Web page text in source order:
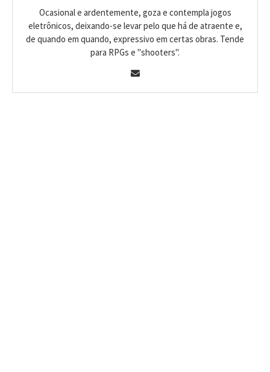
Ocasional e ardentemente, goza e contempla jogos
eletrônicos, deixando-se levar pelo que há de atraente e,
de quando em quando, expressivo em certas obras. Tende
para RPGs e "shooters".